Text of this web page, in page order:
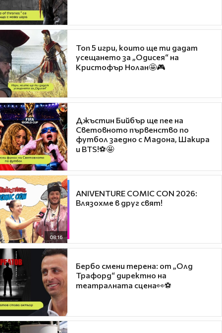
Топ 5 игри, които ще ти дадат
усещането за „Одисея“ на
Кристофър Нолан🤩🎮
Джъстин Бийбър ще пее на
Световното първенство по
футбол заедно с Мадона, Шакира
и BTS!⚽🤩
08:16
ANIVENTURE COMIC CON 2026:
Влязохме в друг свят!
Бербо смени терена: от „Олд
Трафорд“ директно на
театралната сцена👀⚽